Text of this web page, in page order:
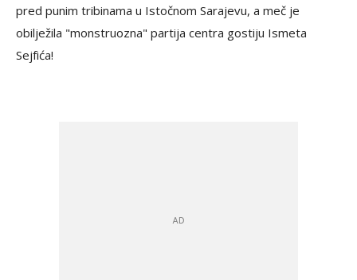
pred punim tribinama u Istočnom Sarajevu, a meč je
obilježila "monstruozna" partija centra gostiju Ismeta
Sejfića!